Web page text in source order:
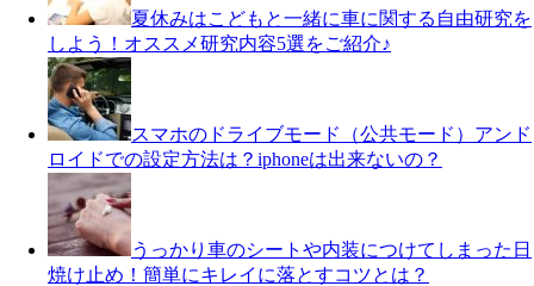
夏休みはこどもと一緒に車に関する自由研究を
しよう！オススメ研究内容5選をご紹介♪
スマホのドライブモード（公共モード）アンド
ロイドでの設定方法は？iphoneは出来ないの？
うっかり車のシートや内装につけてしまった日
焼け止め！簡単にキレイに落とすコツとは？